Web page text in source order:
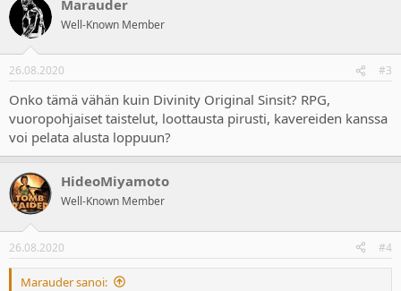
Marauder
Well-Known Member
26.08.2020 #3
Onko tämä vähän kuin Divinity Original Sinsit? RPG,
vuoropohjaiset taistelut, loottausta pirusti, kavereiden kanssa
voi pelata alusta loppuun?
HideoMiyamoto
Well-Known Member
26.08.2020 #4
Marauder sanoi: